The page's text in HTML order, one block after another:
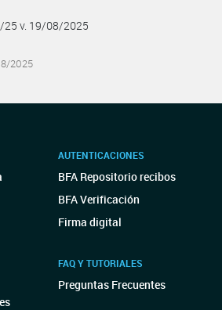
25 v. 19/08/2025
2025
AUTENTICACIONES
BFA Repositorio recibos
BFA Verificación
Firma digital
FAQ Y TUTORIALES
Preguntas Frecuentes